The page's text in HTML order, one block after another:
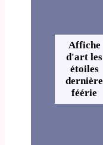
Affiche
d'art les
étoiles
dernière
féérie